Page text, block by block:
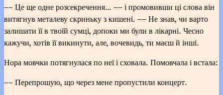
–– Це ще одне розсекречення... –– і промовивши ці слова він
витягнув металеву скриньку з кишені. –– Не знав, чи варто
залишати її в твоїй сумці, допоки ми були в лікарні. Чесно
кажучи, хотів її викинути, але, вочевидь, ти маєш й інші.
Нора мовчки потягнулася по неї і сховала. Помовчала і встала:
–– Перепрошую, що через мене пропустили концерт.